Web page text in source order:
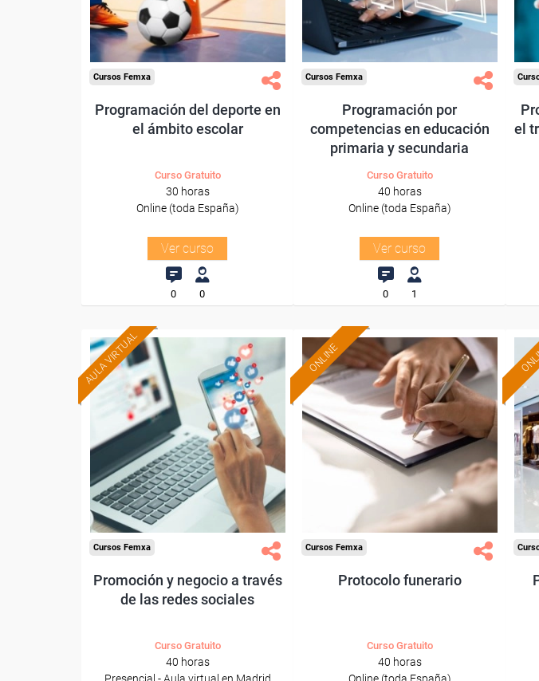
Sector
-Educación.
Cursos Femxa
Programación del deporte en
el ámbito escolar
Curso Gratuito
30 horas
Online (toda España)
Ver curso
0 0
Sector
-Educación.
Cursos Femxa
Programación por
competencias en educación
primaria y secundaria
Curso Gratuito
40 horas
Online (toda España)
Ver curso
0 1
el
AULA VIRTUAL Formación 100%
subvencionada.
Para trabajadores y
autónomos de Madrid.
Para todos los sectores.
Cursos Femxa
Promoción y negocio a través
de las redes sociales
Curso Gratuito
40 horas
ONLINE
Formación 100%
subvencionada.
Para desempleados,
trabajadores y autónomos.
Sector
-Otros Servicios.
Cursos Femxa
Protocolo funerario
Curso Gratuito
40 horas